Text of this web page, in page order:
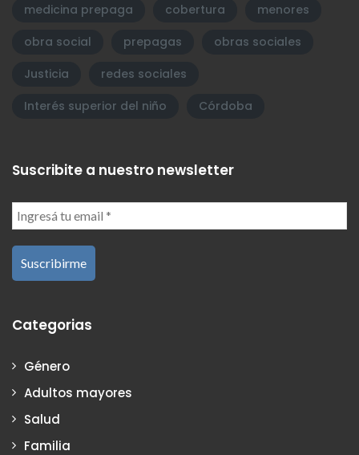
medicina prepaga
cobertura
menores
obra social
prepagas
obras sociales
Justicia
redes sociales
Interés superior del niño
Córdoba
Suscribite a nuestro newsletter
Categorias
Género
Adultos mayores
Salud
Familia